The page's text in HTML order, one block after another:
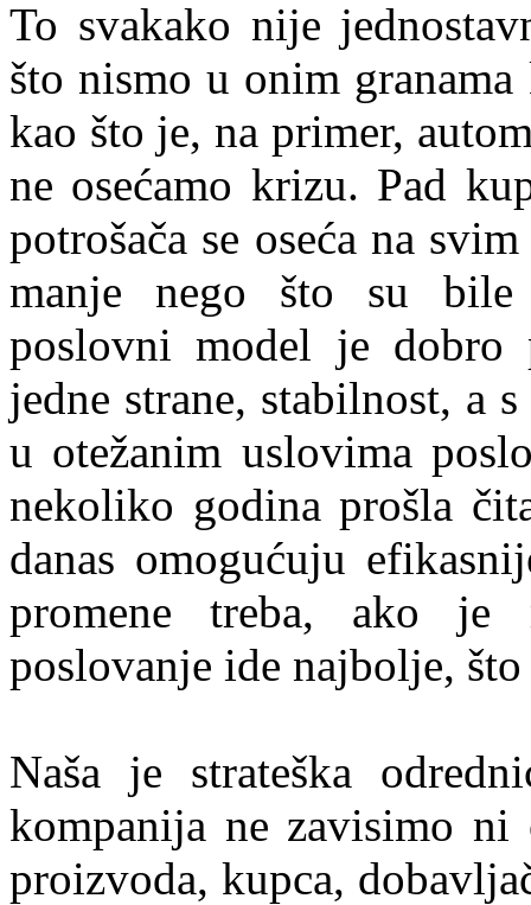
To svakako nije
što nismo u onim
kao što je, na primer,
ne osećamo krizu. Pad
potrošača se oseća na
manje nego što su
poslovni model je dobro
jedne strane, stabilnost, a
u otežanim uslovima
nekoliko godina prošla
danas omogućuju
promene treba, ako je
poslovanje ide najbolje,
Naša je strateška
kompanija ne zavisimo
proizvoda, kupca,